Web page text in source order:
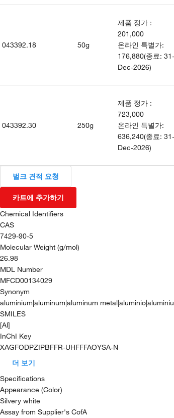
043392.18 50g
제품 정가 :
201,000
온라인 특별가:
176,880(종료: 31-
Dec-2026)
043392.30 250g
제품 정가 :
723,000
온라인 특별가:
636,240(종료: 31-
Dec-2026)
벌크 견적 요청
카트에 추가하기
Chemical Identifiers
CAS
7429-90-5
Molecular Weight (g/mol)
26.98
MDL Number
MFCD00134029
Synonym
aluminium|aluminum|aluminum
SMILES
[Al]
InChI Key
XAGFODPZIPBFFR-UHFFFAOYSA-N
더 보기
Specifications
Appearance (Color)
Silvery white
Assay from Supplier's CofA